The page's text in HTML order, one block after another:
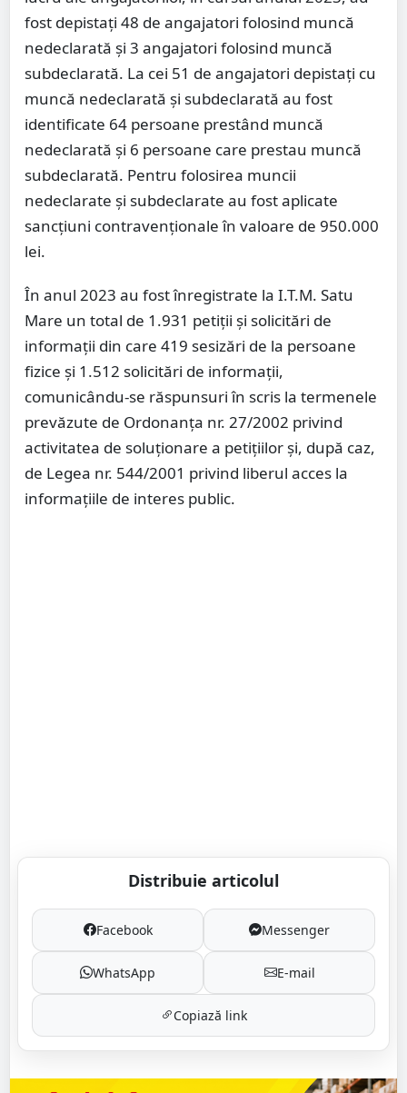
fost depistaţi 48 de angajatori folosind muncă
nedeclarată şi 3 angajatori folosind muncă
subdeclarată. La cei 51 de angajatori depistaţi cu
muncă nedeclarată şi subdeclarată au fost
identificate 64 persoane prestând muncă
nedeclarată şi 6 persoane care prestau muncă
subdeclarată. Pentru folosirea muncii
nedeclarate şi subdeclarate au fost aplicate
sancţiuni contravenţionale în valoare de 950.000
lei.
În anul 2023 au fost înregistrate la I.T.M. Satu
Mare un total de 1.931 petiții şi solicitări de
informaţii din care 419 sesizări de la persoane
fizice și 1.512 solicitări de informații,
comunicându-se răspunsuri în scris la termenele
prevăzute de Ordonanța nr. 27/2002 privind
activitatea de soluționare a petițiilor și, după caz,
de Legea nr. 544/2001 privind liberul acces la
informațiile de interes public.
Distribuie articolul
Facebook Messenger
WhatsApp E-mail
Copiază link